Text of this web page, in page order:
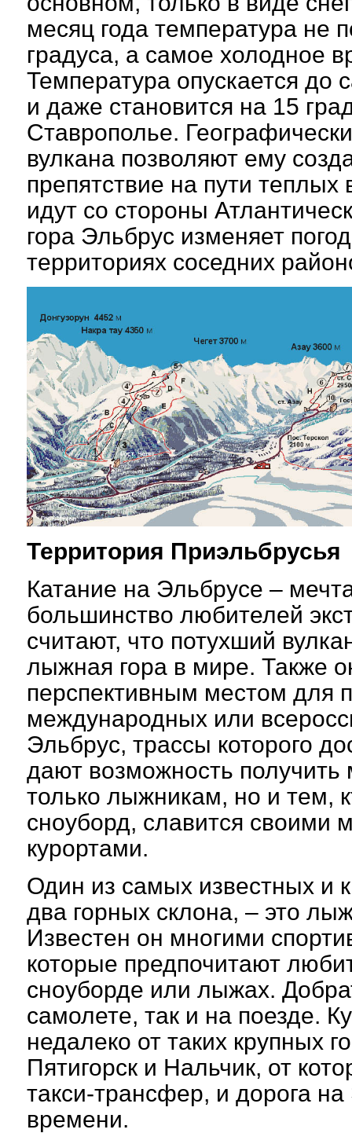
месяц года температура не
градуса, а самое холодное
Температура опускается до
и даже становится на 15
Ставрополье.
вулкана позволяют ему
препятствие на пути
идут со стороны
гора Эльбрус изменяет
территориях соседних
Территория Приэльбрусья
Катание на Эльбрусе –
большинство любителей
считают, что потухший
лыжная гора в мире. Также
перспективным местом для
международных или
Эльбрус, трассы которого
дают возможность
только лыжникам, но и тем,
сноуборд, славится своими
курортами.
Один из самых известных и
два горных склона, – это
Известен он многими
которые предпочитают
сноуборде или лыжах.
самолете, так и на поезде.
недалеко от таких крупных
Пятигорск и Нальчик, от
такси-трансфер, и дорога
времени.